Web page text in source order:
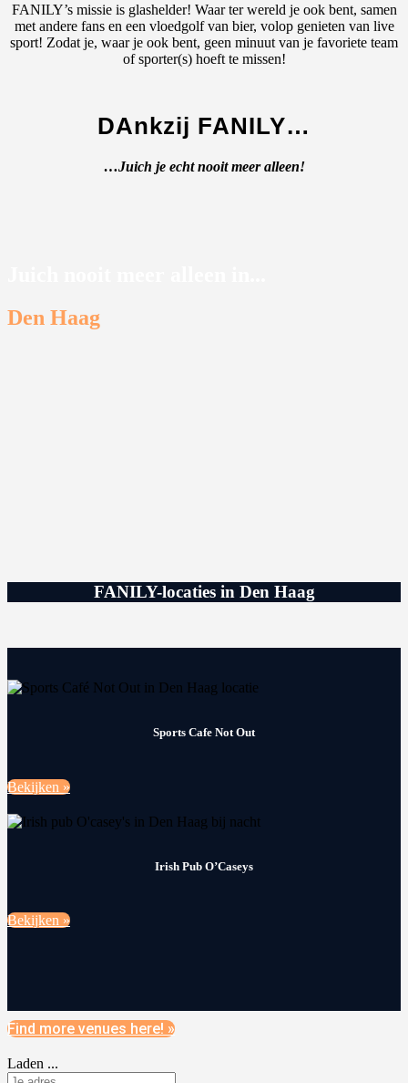
FANILY’s missie is glashelder! Waar ter wereld je ook bent, samen
met andere fans en een vloedgolf van bier, volop genieten van live
sport! Zodat je, waar je ook bent, geen minuut van je favoriete team
of sporter(s) hoeft te missen!
DAnkzij FANILY…
…Juich je echt nooit meer alleen!
Den Haag
FANILY-locaties in Den Haag
Sports Cafe Not Out
Bekijken »
Irish Pub O’Caseys
Bekijken »
Find more venues here! »
Laden ...